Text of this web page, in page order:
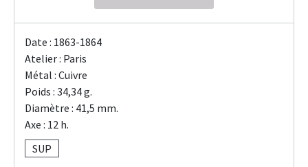
Date : 1863-1864
Atelier : Paris
Métal : Cuivre
Poids : 34,34 g.
Diamètre : 41,5 mm.
Axe : 12 h.
SUP